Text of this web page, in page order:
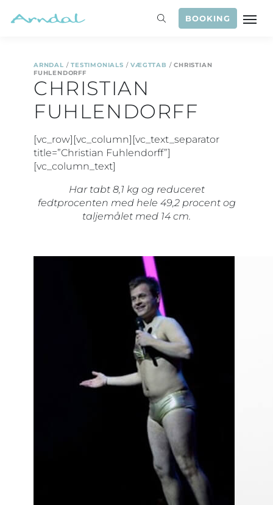
BOOKING
ARNDAL /TESTIMONIALS /VÆGTTAB /CHRISTIAN
FUHLENDORFF
CHRISTIAN
FUHLENDORFF
[vc_row][vc_column][vc_text_separator
title=”Christian Fuhlendorff”]
[vc_column_text]
Har tabt 8,1 kg og reduceret
fedtprocenten med hele 49,2 procent og
taljemålet med 14 cm.